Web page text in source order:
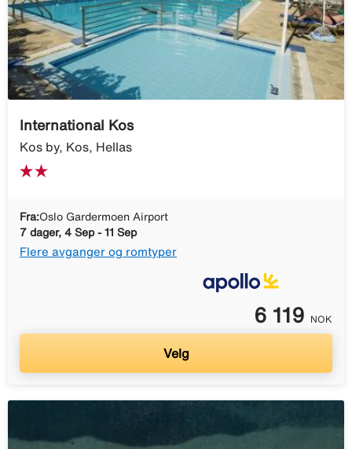
International Kos
Kos by, Kos, Hellas
Fra:Oslo Gardermoen Airport
7 dager, 4 Sep - 11 Sep
Flere avganger og romtyper
6 119 NOK
Velg